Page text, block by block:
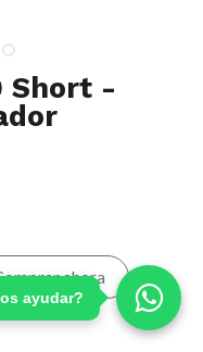
Short -
ahora
ayudar?